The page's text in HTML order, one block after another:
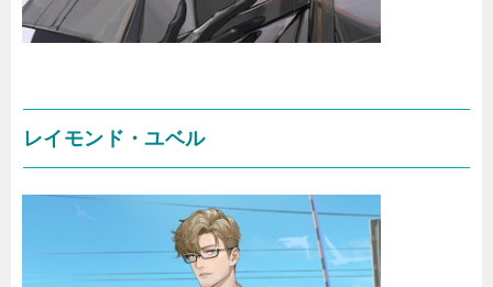
レイモンド・ユベル